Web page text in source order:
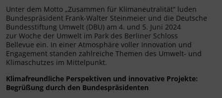
Unter dem Motto „Zusammen für Klimaneutralität“ luden
Bundespräsident Frank-Walter Steinmeier und die Deutsche
Bundesstiftung Umwelt (DBU) am 4. und 5. Juni 2024
zur Woche der Umwelt im Park des Berliner Schloss
Bellevue ein. In einer Atmosphäre voller Innovation und
Engagement standen zahlreiche Themen des Umwelt- und
Klimaschutzes im Mittelpunkt.
Klimafreundliche Perspektiven und innovative Projekte:
Begrüßung durch den Bundespräsidenten